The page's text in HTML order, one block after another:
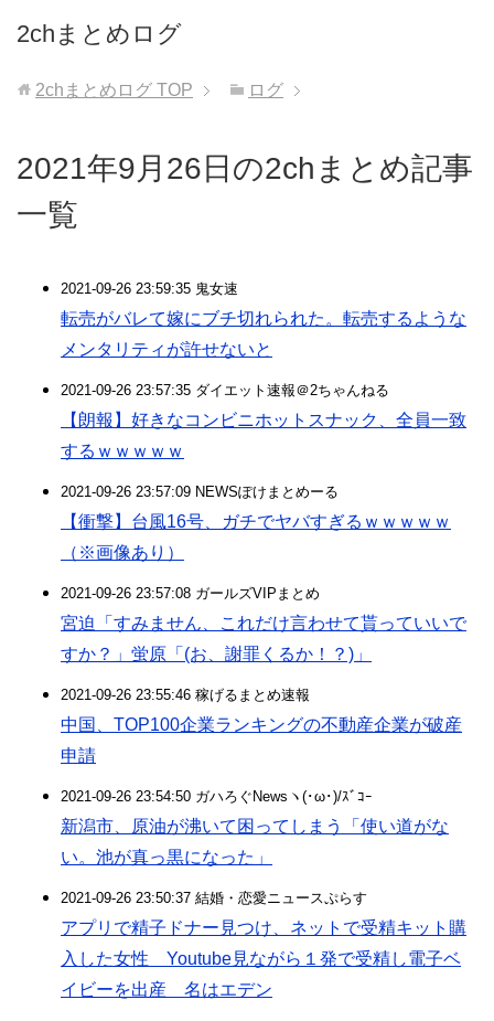
2chまとめログ
2chまとめログ TOP ログ
2021年9月26日の2chまとめ記事
一覧
2021-09-26 23:59:35 鬼女速
転売がバレて嫁にブチ切れられた。転売するような
メンタリティが許せないと
2021-09-26 23:57:35 ダイエット速報＠2ちゃんねる
【朗報】好きなコンビニホットスナック、全員一致
するｗｗｗｗｗ
2021-09-26 23:57:09 NEWSぽけまとめーる
【衝撃】台風16号、ガチでヤバすぎるｗｗｗｗｗ
（※画像あり）
2021-09-26 23:57:08 ガールズVIPまとめ
宮迫「すみません、これだけ言わせて貰っていいで
すか？」蛍原「(お、謝罪くるか！？)」
2021-09-26 23:55:46 稼げるまとめ速報
中国、TOP100企業ランキングの不動産企業が破産
申請
2021-09-26 23:54:50 ガハろぐNewsヽ(･ω･)/ｽﾞｺｰ
新潟市、原油が沸いて困ってしまう「使い道がな
い。池が真っ黒になった」
2021-09-26 23:50:37 結婚・恋愛ニュースぷらす
アプリで精子ドナー見つけ、ネットで受精キット購
入した女性 Youtube見ながら１発で受精し電子ベ
イビーを出産 名はエデン